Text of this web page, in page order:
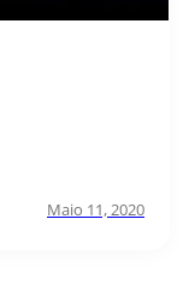
Maio 11, 2020